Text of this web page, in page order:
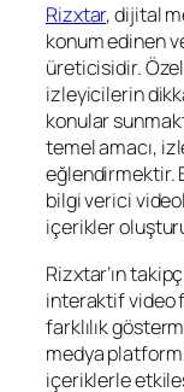
Rizxtar, dijital
konum edinen
üreticisidir.
izleyicilerin
konular
temel amacı,
eğlendirmektir.
bilgi verici
içerikler
Rizxtar’ın
interaktif video
farklılık
medya
içeriklerle